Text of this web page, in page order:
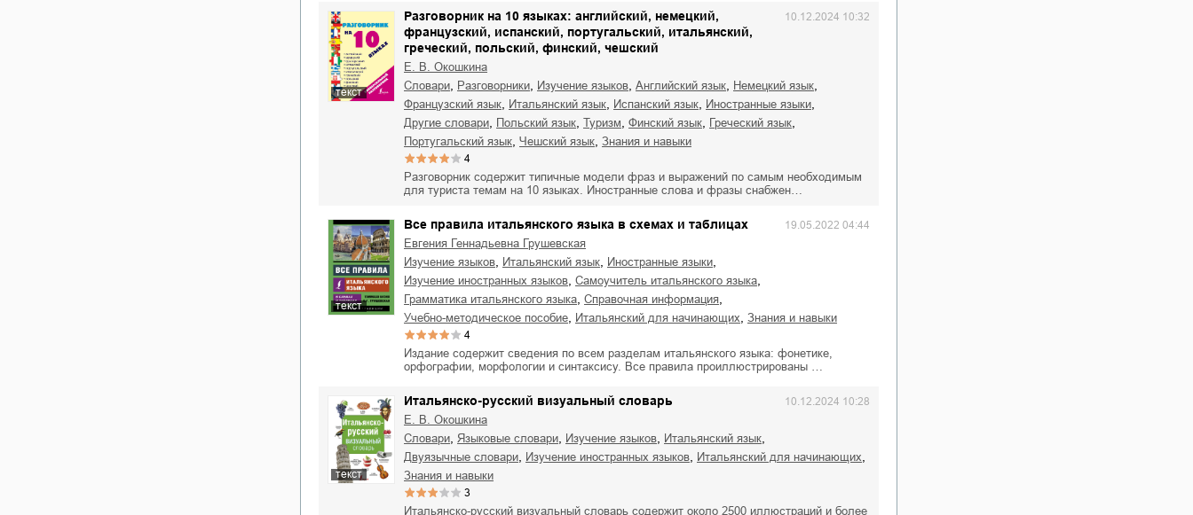
текст
Разговорник на 10 языках: английский, немецкий,
французский, испанский, португальский, итальянский,
греческий, польский, финский, чешский
10.12.2024 10:32
Е. В. Окошкина
словари
разговорники изучение языков английский язык немецкий язык
французский язык итальянский язык испанский язык иностранные языки
другие словари польский язык туризм финский язык греческий язык
португальский язык чешский язык знания и навыки
4
Разговорник содержит типичные модели фраз и выражений по самым необходимым
для туриста темам на 10 языках. Иностранные слова и фразы снабжен…
текст
Все правила итальянского языка в схемах и таблицах 19.05.2022 04:44
Евгения Геннадьевна Грушевская
изучение языков
итальянский язык иностранные языки
изучение иностранных языков самоучитель итальянского языка
грамматика итальянского языка справочная информация
учебно-методическое пособие итальянский для начинающих знания и навыки
4
Издание содержит сведения по всем разделам итальянского языка: фонетике,
орфографии, морфологии и синтаксису. Все правила проиллюстрированы …
текст
Итальянско-русский визуальный словарь 10.12.2024 10:28
Е. В. Окошкина
словари
языковые словари изучение языков итальянский язык
двуязычные словари изучение иностранных языков итальянский для начинающих
знания и навыки
3
Итальянско-русский визуальный словарь содержит около 2500 иллюстраций и более